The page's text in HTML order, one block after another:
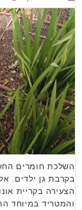
השלכת חומרים
בקרבת גן ילדים.
הצעירה בקריית
והמטריד במיוחד